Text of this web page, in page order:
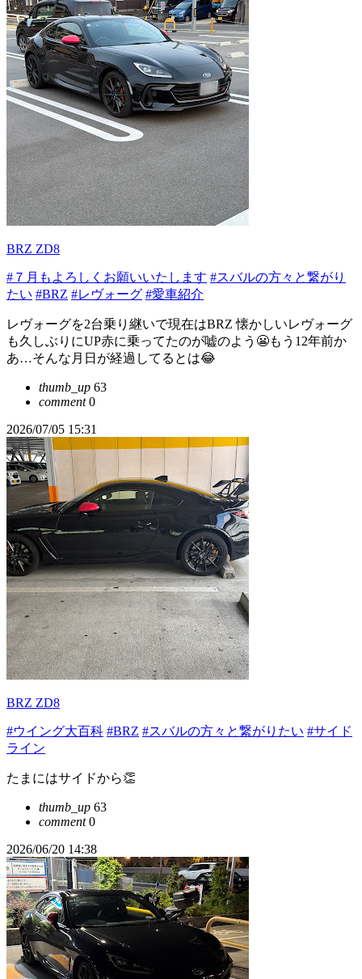
BRZ ZD8
#７月もよろしくお願いいたします #スバルの方々と繋がり
たい #BRZ #レヴォーグ #愛車紹介
レヴォーグを2台乗り継いで現在はBRZ 懐かしいレヴォーグ
も久しぶりにUP赤に乗ってたのが嘘のよう😬もう12年前か
あ…そんな月日が経過してるとは😂
thumb_up 63
comment0
2026/07/05 15:31
BRZ ZD8
#ウイング大百科 #BRZ #スバルの方々と繋がりたい #サイド
ライン
たまにはサイドから👏
thumb_up 63
comment0
2026/06/20 14:38